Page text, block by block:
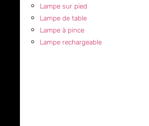
Lampe sur pied
Lampe de table
Lampe à pince
Lampe rechargeable